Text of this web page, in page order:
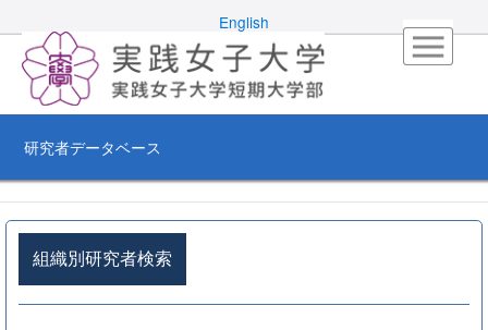
English
研究者データベース
組織別研究者検索